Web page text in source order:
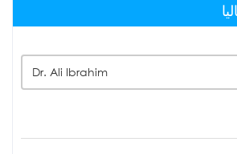
Dr. Ali Ibrahim